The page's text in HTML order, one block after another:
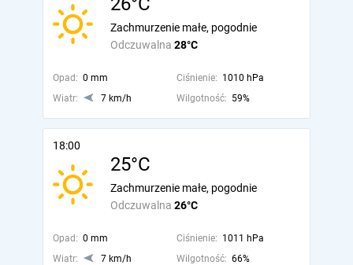
Odczuwalna 28°C
Zachmurzenie małe, pogodnie
Opad: 0 mm Ciśnienie: 1010 hPa
Wiatr:
7 km/h Wilgotność: 59%
18:00
25°C
Odczuwalna 26°C
Zachmurzenie małe, pogodnie
Opad: 0 mm Ciśnienie: 1011 hPa
Wiatr:
7 km/h Wilgotność: 66%